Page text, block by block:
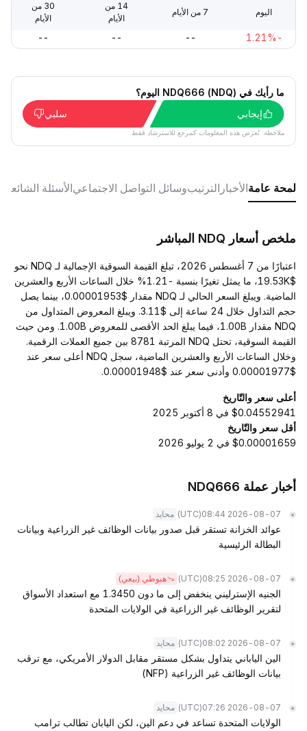
اليوم 7 من الأيام
14 من
الأيام
30 من
الأيام
-1.21%
--
--
--
ما رأيك في NDQ666 (NDQ) اليوم؟
إيجابي
سلبي
ملاحظة: تُعرَض هذه المعلومات كمرجع للاسترشاد فقط.
لمحة عامةالأخبار الترتيبوسائل التواصل الاجتماعيالأسئلة الشائعة
ملخص أسعار NDQ المباشر
اعتبارًا من 7 أغسطس 2026، تبلغ القيمة السوقية الإجمالية لـ NDQ نحو
$19.53K، ما يمثل تغيرًا بنسبة -1.21% خلال الساعات الأربع والعشرين
الماضية. ويبلغ السعر الحالي لـ NDQ مقدار $0.00001953، بينما يصل
حجم التداول خلال 24 ساعة إلى $3.11. ويبلغ المعروض المتداول من
NDQ مقدار 1.00B، فيما يبلغ الحد الأقصى للمعروض 1.00B. ومن حيث
القيمة السوقية، تحتل NDQ المرتبة 8781 بين جميع العملات الرقمية.
وخلال الساعات الأربع والعشرين الماضية، سجل NDQ أعلى سعر عند
$0.00001977 وأدنى سعر عند $0.00001948.
أعلى سعر والتّاريخ
$0.04552941 في 8 أكتوبر 2025
أقل سعر والتّاريخ
$0.00001659 في 2 يوليو 2026
أخبار عملة NDQ666
2026-08-07 08:44
(UTC) محايد
عوائد الخزانة تستقر قبل صدور بيانات الوظائف غير الزراعية وبيانات
البطالة الرئيسية
2026-08-07 08:25
(UTC) هبوطي (بيعي)
الجنيه الإسترليني ينخفض إلى ما دون 1.3450 مع استعداد الأسواق
لتقرير الوظائف غير الزراعية في الولايات المتحدة
2026-08-07 08:02
(UTC) محايد
الين الياباني يتداول بشكل مستقر مقابل الدولار الأمريكي، مع ترقب
بيانات الوظائف غير الزراعية (NFP)
2026-08-07 07:26
(UTC) محايد
الولايات المتحدة تساعد في دعم الين، لكن اليابان تطالب ترامب